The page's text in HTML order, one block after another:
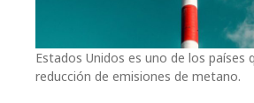
Estados Unidos es uno de los países
reducción de emisiones de metano.